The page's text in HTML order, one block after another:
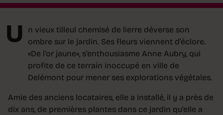
U
n vieux tilleul chemisé de lierre déverse son
ombre sur le jardin. Ses fleurs viennent d’éclore.
«De l’or jaune», s’enthousiasme Anne Aubry, qui
profite de ce terrain inoccupé en ville de
Delémont pour mener ses explorations végétales.
Amie des anciens locataires, elle a installé, il y a près de
dix ans, de premières plantes dans ce jardin qu’elle a